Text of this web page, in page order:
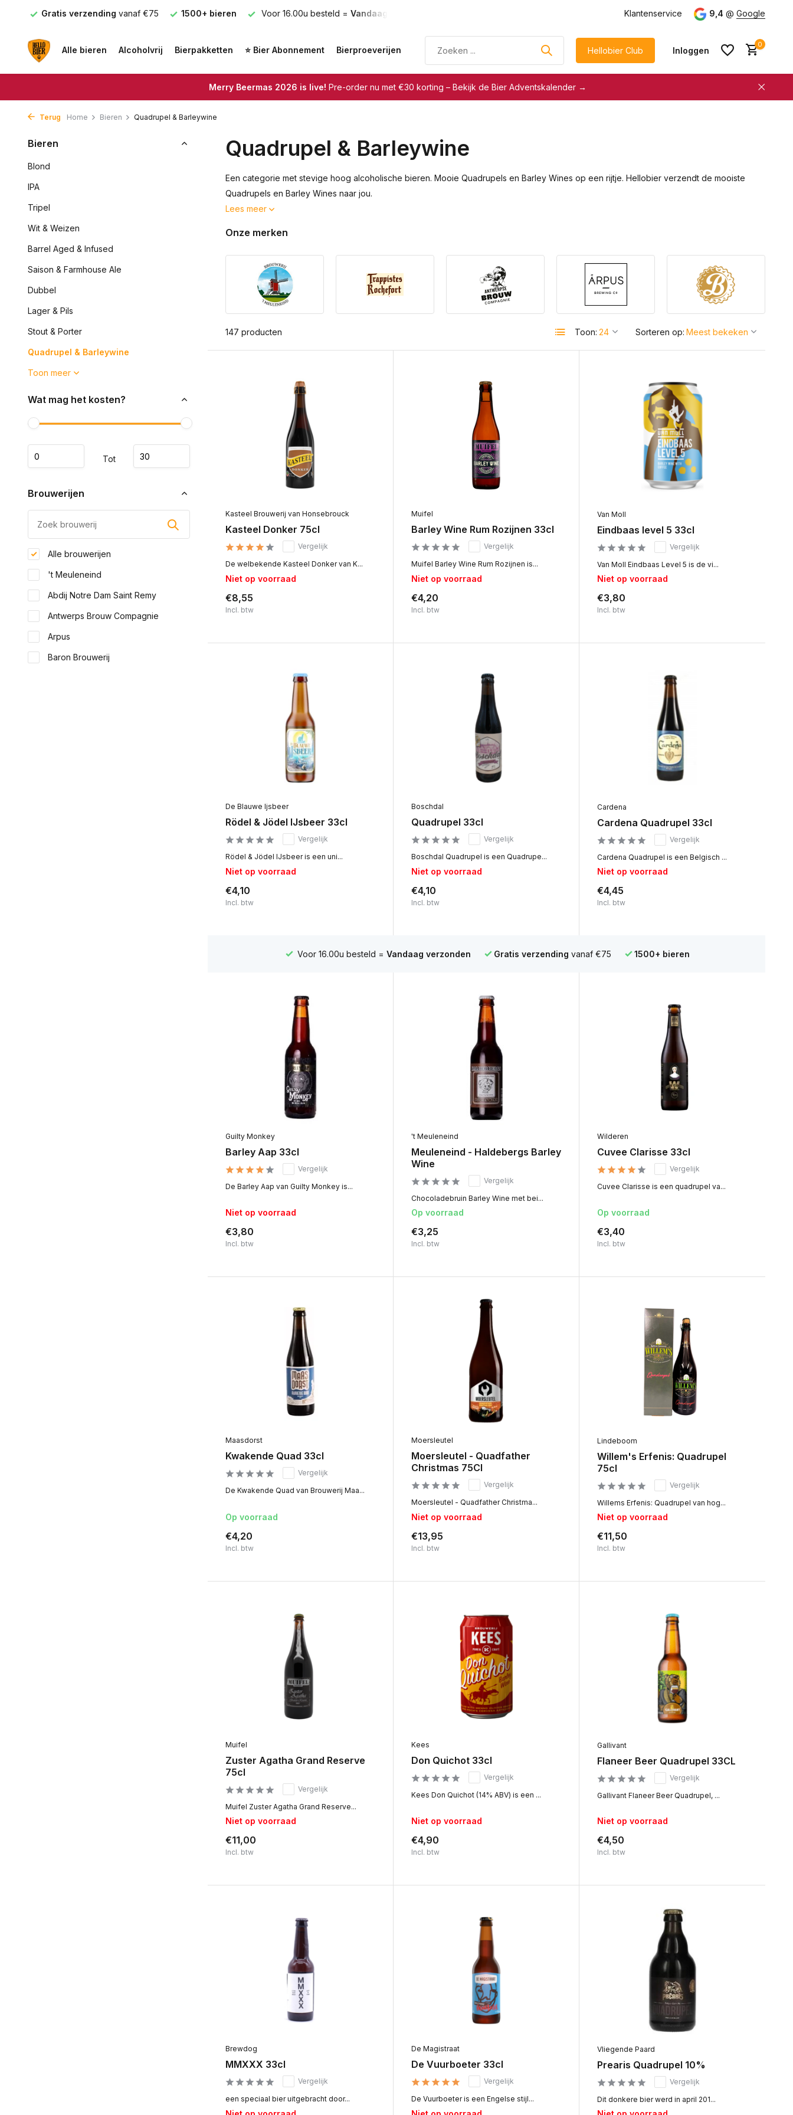
Gratis verzending vanaf €75 1500+ bieren Voor 16.00u besteld = Vandaag verzonden Klantenservice 9,4 @ Google
Alle bieren Alcoholvrij Bierpakketten ⭐ Bier Abonnement Bierproeverijen Hellobier Club Inloggen
korting
korting
0
Merry Beermas 2026 is live! Pre-order nu met €30 korting – Bekijk de Bier Adventskalender →
Terug Home Bieren Quadrupel & Barleywine
Bieren
Blond
IPA
Tripel
Wit & Weizen
Barrel Aged & Infused
Saison & Farmhouse Ale
Dubbel
Lager & Pils
Stout & Porter
Quadrupel & Barleywine
Toon meer
Wat mag het kosten?
Tot
Brouwerijen
Alle brouwerijen
't Meuleneind
Abdij Notre Dam Saint Remy
Antwerps Brouw Compagnie
Arpus
Baron Brouwerij
Quadrupel & Barleywine
Een categorie met stevige hoog alcoholische bieren. Mooie Quadrupels en Barley Wines op een rijtje. Hellobier verzendt de mooiste
Quadrupels en Barley Wines naar jou.
Lees meer
Onze merken
147 producten Toon: Sorteren op:
Kasteel Brouwerij van Honsebrouck
Kasteel Donker 75cl
Vergelijk
De welbekende Kasteel Donker van K...
Niet op voorraad
€8,55
Incl. btw
Muifel
Barley Wine Rum Rozijnen 33cl
Vergelijk
Muifel Barley Wine Rum Rozijnen is...
Niet op voorraad
€4,20
Incl. btw
Van Moll
Eindbaas level 5 33cl
Vergelijk
Van Moll Eindbaas Level 5 is de vi...
Niet op voorraad
€3,80
Incl. btw
De Blauwe Ijsbeer
Rödel & Jödel IJsbeer 33cl
Vergelijk
Rödel & Jödel IJsbeer is een uni...
Niet op voorraad
€4,10
Incl. btw
Boschdal
Quadrupel 33cl
Vergelijk
Boschdal Quadrupel is een Quadrupe...
Niet op voorraad
€4,10
Incl. btw
Cardena
Cardena Quadrupel 33cl
Vergelijk
Cardena Quadrupel is een Belgisch ...
Niet op voorraad
€4,45
Incl. btw
Voor 16.00u besteld = Vandaag verzonden Gratis verzending vanaf €75 1500+ bieren
Guilty Monkey
Barley Aap 33cl
Vergelijk
De Barley Aap van Guilty Monkey is...
Niet op voorraad
€3,80
Incl. btw
't Meuleneind
Meuleneind - Haldebergs Barley
Wine
Vergelijk
Chocoladebruin Barley Wine met bei...
Op voorraad
€3,25
Incl. btw
Wilderen
Cuvee Clarisse 33cl
Vergelijk
Cuvee Clarisse is een quadrupel va...
Op voorraad
€3,40
Incl. btw
Maasdorst
Kwakende Quad 33cl
Vergelijk
De Kwakende Quad van Brouwerij Maa...
Op voorraad
€4,20
Incl. btw
Moersleutel
Moersleutel - Quadfather
Christmas 75Cl
Vergelijk
Moersleutel - Quadfather Christma...
Niet op voorraad
€13,95
Incl. btw
Lindeboom
Willem's Erfenis: Quadrupel
75cl
Vergelijk
Willems Erfenis: Quadrupel van hog...
Niet op voorraad
€11,50
Incl. btw
Muifel
Zuster Agatha Grand Reserve
75cl
Vergelijk
Muifel Zuster Agatha Grand Reserve...
Niet op voorraad
€11,00
Incl. btw
Kees
Don Quichot 33cl
Vergelijk
Kees Don Quichot (14% ABV) is een ...
Niet op voorraad
€4,90
Incl. btw
Gallivant
Flaneer Beer Quadrupel 33CL
Vergelijk
Gallivant Flaneer Beer Quadrupel, ...
Niet op voorraad
€4,50
Incl. btw
Brewdog
MMXXX 33cl
Vergelijk
een speciaal bier uitgebracht door...
De Magistraat
De Vuurboeter 33cl
Vergelijk
De Vuurboeter is een Engelse stijl...
Vliegende Paard
Prearis Quadrupel 10%
Vergelijk
Dit donkere bier werd in april 201...